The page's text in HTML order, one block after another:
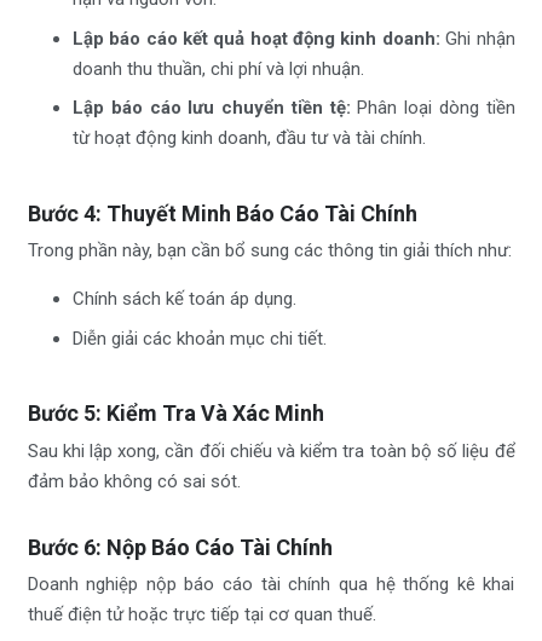
Lập báo cáo kết quả hoạt động kinh doanh: Ghi nhận
doanh thu thuần, chi phí và lợi nhuận.
Lập báo cáo lưu chuyển tiền tệ: Phân loại dòng tiền
từ hoạt động kinh doanh, đầu tư và tài chính.
Bước 4: Thuyết Minh Báo Cáo Tài Chính
Trong phần này, bạn cần bổ sung các thông tin giải thích như:
Chính sách kế toán áp dụng.
Diễn giải các khoản mục chi tiết.
Bước 5: Kiểm Tra Và Xác Minh
Sau khi lập xong, cần đối chiếu và kiểm tra toàn bộ số liệu để
đảm bảo không có sai sót.
Bước 6: Nộp Báo Cáo Tài Chính
Doanh nghiệp nộp báo cáo tài chính qua hệ thống kê khai
thuế điện tử hoặc trực tiếp tại cơ quan thuế.